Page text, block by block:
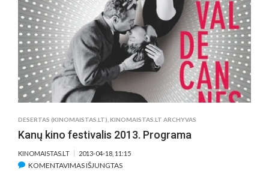
DESERTAS (KINOMAISTAS.LT) KINOMAISTAS.LT ARCHYVAS
Kanų kino festivalis 2013. Programa
KINOMAISTAS.LT 2013-04-18, 11:15
KOMENTAVIMAS IŠJUNGTASĮRAŠE